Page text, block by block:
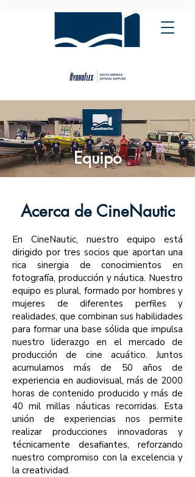
Equipo
Acerca de CineNautic
En CineNautic, nuestro equipo está
dirigido por tres socios que aportan una
rica sinergia de conocimientos en
fotografía, producción y náutica. Nuestro
equipo es plural, formado por hombres y
mujeres de diferentes perfiles y
realidades, que combinan sus habilidades
para formar una base sólida que impulsa
nuestro liderazgo en el mercado de
producción de cine acuático. Juntos
acumulamos más de 50 años de
experiencia en audiovisual, más de 2000
horas de contenido producido y más de
40 mil millas náuticas recorridas. Esta
unión de experiencias nos permite
realizar producciones innovadoras y
técnicamente desafiantes, reforzando
nuestro compromiso con la excelencia y
la creatividad.